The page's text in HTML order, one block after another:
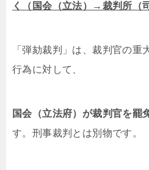
く（国会（立法）→裁判所（
「弾劾裁判」は、裁判官の重
行為に対して、
国会（立法府）が裁判官を罷
す。刑事裁判とは別物です。